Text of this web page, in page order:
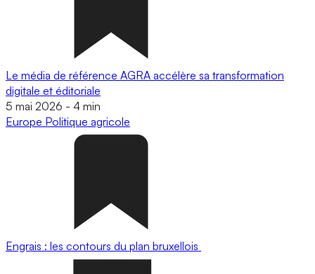
Le média de référence AGRA accélère sa transformation
digitale et éditoriale
5 mai 2026 - 4 min
Europe Politique agricole
Engrais : les contours du plan bruxellois